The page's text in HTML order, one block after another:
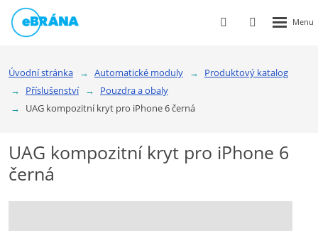
Vyhledávání
Přihlášení
zóny
Úvodní stránka Automatické moduly
Produktový katalog
Příslušenství
Pouzdra a obaly
UAG kompozitní kryt pro iPhone 6 černá
UAG kompozitní kryt pro iPhone 6
černá